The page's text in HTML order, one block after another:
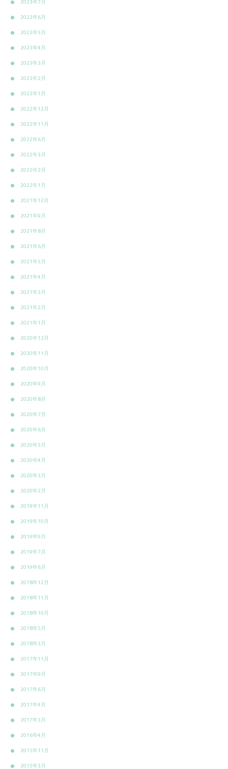
2023年7月
2023年6月
2023年5月
2023年4月
2023年3月
2023年2月
2023年1月
2022年12月
2022年11月
2022年6月
2022年3月
2022年2月
2022年1月
2021年12月
2021年9月
2021年8月
2021年6月
2021年5月
2021年4月
2021年3月
2021年2月
2021年1月
2020年12月
2020年11月
2020年10月
2020年9月
2020年8月
2020年7月
2020年6月
2020年5月
2020年4月
2020年3月
2020年2月
2019年11月
2019年10月
2019年9月
2019年7月
2019年6月
2018年12月
2018年11月
2018年10月
2018年5月
2018年3月
2017年11月
2017年9月
2017年6月
2017年4月
2017年3月
2016年4月
2015年11月
2015年3月